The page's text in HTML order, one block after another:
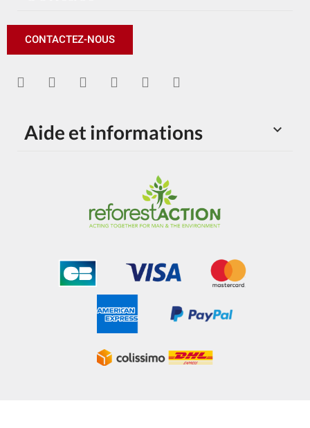
CONTACTEZ-NOUS

Aide et informations